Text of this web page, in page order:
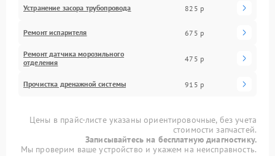
Устранение засора трубопровода 825 р
Ремонт испарителя 675 р
Ремонт датчика морозильного
отделения
475 р
Прочистка дренажной системы 915 р
Цены в прайс-листе указаны ориентировочные, без учета
стоимости запчастей.
Записывайтесь на бесплатную диагностику.
Мы проверим ваше устройство и укажем на неисправность.